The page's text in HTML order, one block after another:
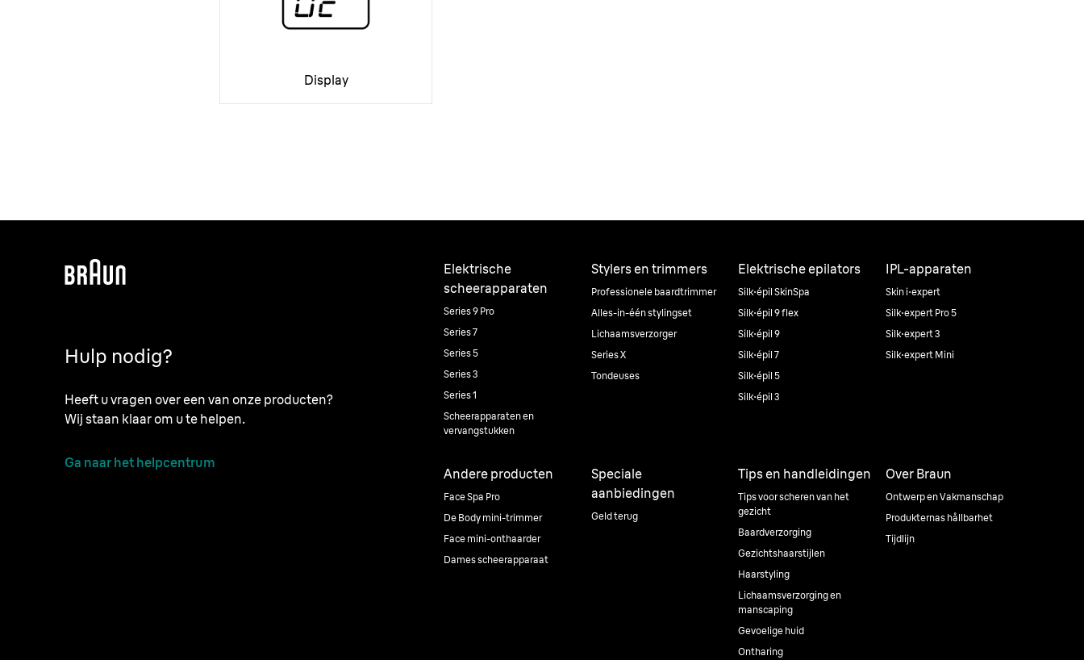
Display
Hulp nodig?
Heeft u vragen over een van onze producten?
Wij staan klaar om u te helpen.
Ga naar het helpcentrum
Elektrische
scheerapparaten
Series 9 Pro
Series 7
Series 5
Series 3
Series 1
Scheerapparaten en
vervangstukken
Stylers en trimmers
Professionele baardtrimmer
Alles-in-één stylingset
Lichaamsverzorger
Series X
Tondeuses
Elektrische epilators
Silk·épil SkinSpa
Silk·épil 9 flex
Silk·épil 9
Silk·épil 7
Silk·épil 5
Silk·épil 3
IPL-apparaten
Skin i·expert
Silk·expert Pro 5
Silk·expert 3
Silk·expert Mini
Andere producten
Face Spa Pro
De Body mini-trimmer
Face mini-onthaarder
Dames scheerapparaat
Speciale
aanbiedingen
Geld terug
Tips en handleidingen
Tips voor scheren van het
gezicht
Baardverzorging
Gezichtshaarstijlen
Haarstyling
Lichaamsverzorging en
manscaping
Gevoelige huid
Ontharing
Over Braun
Ontwerp en Vakmanschap
Produkternas hållbarhet
Tijdlijn